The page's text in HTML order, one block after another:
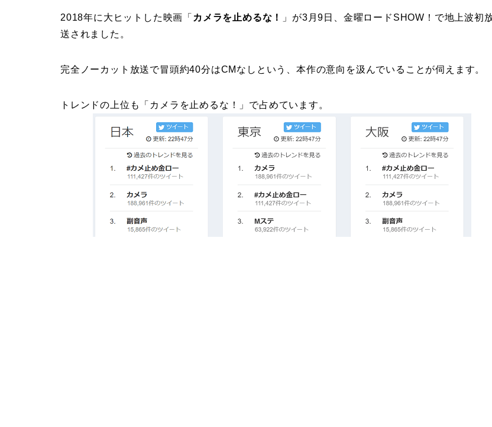
2018年に大ヒットした映画「 カメラを止めるな！
」が3月9日、金曜ロードSHOW！で地上波初
送されました。
完全ノーカット放送で冒頭約40分はCMなしという、本作の意向を汲んでいることが伺えます。
トレンドの上位も「カメラを止めるな！」で占めています。